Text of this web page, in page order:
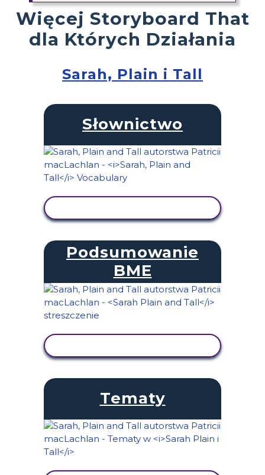
Więcej Storyboard That
dla Których Działania
Sarah, Plain i Tall
Słownictwo
Podsumowanie
BME
Tematy